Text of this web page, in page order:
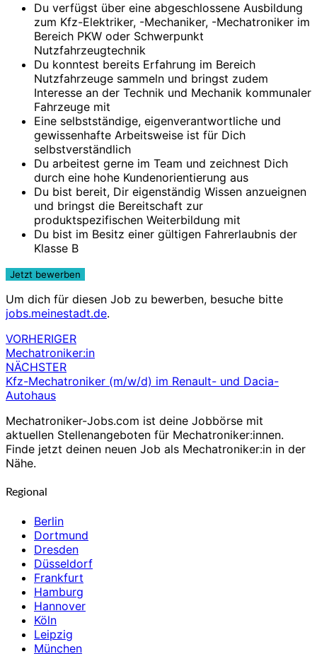
Du verfügst über eine abgeschlossene Ausbildung
zum Kfz-Elektriker, -Mechaniker, -Mechatroniker im
Bereich PKW oder Schwerpunkt
Nutzfahrzeugtechnik
Du konntest bereits Erfahrung im Bereich
Nutzfahrzeuge sammeln und bringst zudem
Interesse an der Technik und Mechanik kommunaler
Fahrzeuge mit
Eine selbstständige, eigenverantwortliche und
gewissenhafte Arbeitsweise ist für Dich
selbstverständlich
Du arbeitest gerne im Team und zeichnest Dich
durch eine hohe Kundenorientierung aus
Du bist bereit, Dir eigenständig Wissen anzueignen
und bringst die Bereitschaft zur
produktspezifischen Weiterbildung mit
Du bist im Besitz einer gültigen Fahrerlaubnis der
Klasse B
Um dich für diesen Job zu bewerben, besuche bitte
jobs.meinestadt.de.
Beitragsnavigation
VORHERIGER
Mechatroniker:in
NÄCHSTER
Kfz-Mechatroniker (m/w/d) im Renault- und Dacia-
Autohaus
Mechatroniker-Jobs.com ist deine Jobbörse mit
aktuellen Stellenangeboten für Mechatroniker:innen.
Finde jetzt deinen neuen Job als Mechatroniker:in in der
Nähe.
Regional
Berlin
Dortmund
Dresden
Düsseldorf
Frankfurt
Hamburg
Hannover
Köln
Leipzig
München